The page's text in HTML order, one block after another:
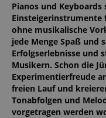
Pianos und
Einsteigerinstrumente
ohne musikalische
jede Menge Spaß und
Erfolgserlebnisse und
Musikern. Schon die
Experimentierfreude
freien Lauf und
Tonabfolgen und
vorgetragen werden